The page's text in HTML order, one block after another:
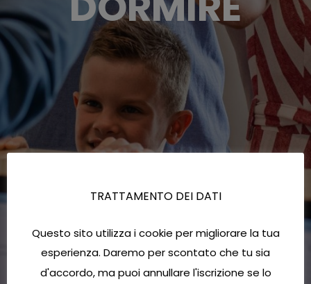
TRATTAMENTO DEI DATI
Questo sito utilizza i cookie per migliorare la tua
esperienza. Daremo per scontato che tu sia
d'accordo, ma puoi annullare l'iscrizione se lo